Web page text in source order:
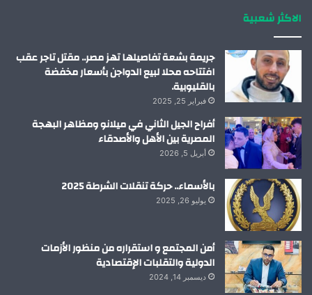
م
الاكثر شعبية
جريمة بشعة تفاصيلها تهز مصر.. مقتل تاجر عقب
افتتاحه محلا لبيع الدواجن بأسعار مخفضة
بالقليوبية.
فبراير 25, 2025
أفراح الجيل الثاني في ميلانو ومظاهر البهجة
المصرية بين الأهل والأصدقاء
أبريل 5, 2026
بالأسماء.. حركة تنقلات الشرطة 2025
يوليو 26, 2025
أمن المجتمع و استقراره من منظور الأزمات
الدولية والتقلبات الإقتصادية
ديسمبر 14, 2024